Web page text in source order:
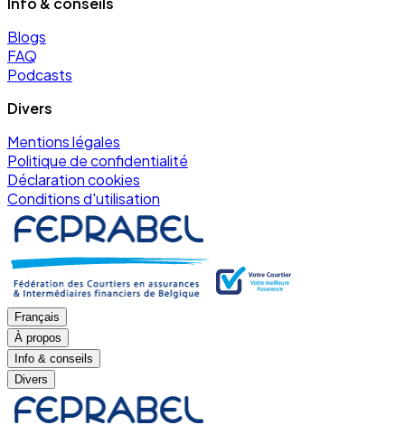
Blogs
FAQ
Podcasts
Divers
Mentions légales
Politique de confidentialité
Déclaration cookies
Conditions d'utilisation
Français
À propos
Info & conseils
Divers